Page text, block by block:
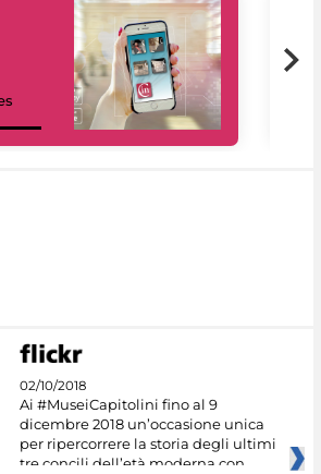
02/10/2018
Ai #MuseiCapitolini fino al 9
dicembre 2018 un’occasione unica
per ripercorrere la storia degli ultimi
tre concili dell’età moderna con